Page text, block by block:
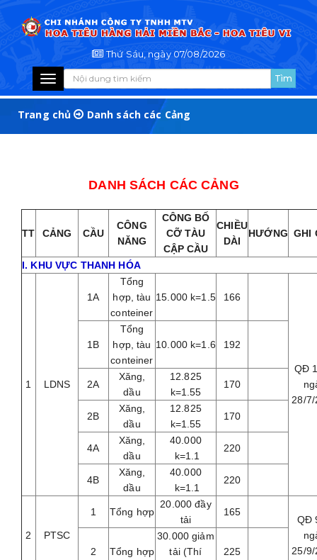
Thứ Sáu, ngày 07/08/2026
Toggle
navigation
Trang chủ Danh sách các Cảng
DANH SÁCH CÁC CẢNG
TT CẢNG CẦU
CÔNG
NĂNG
CÔNG BỐ
CỠ TÀU
CẬP CẦU
CHIỀU
DÀI
HƯỚNG GHI
I. KHU VỰC THANH HÓA
1 LDNS
1A
Tổng
hợp, tàu
conteiner
15.000 k=1.5 166
QĐ
28/
1B
Tổng
hợp, tàu
conteiner
10.000 k=1.6 192
2A
Xăng,
dầu
12.825
k=1.55
170
2B
Xăng,
dầu
12.825
k=1.55
170
4A
Xăng,
dầu
40.000
k=1.1
220
4B
Xăng,
dầu
40.000
k=1.1
220
2 PTSC
1 Tổng hợp
20.000 đầy
tải
165
QĐ
25/
2 Tổng hợp
30.000 giảm
tải (Thí
225